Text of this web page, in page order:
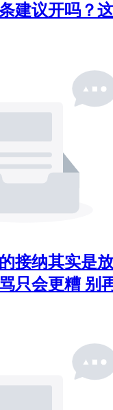
建议开吗？
接纳其实是
只会更糟 别